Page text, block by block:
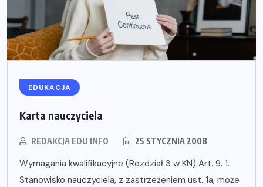
EDUKACJA
Karta nauczyciela
REDAKCJA EDU INFO 25 STYCZNIA 2008
Wymagania kwalifikacyjne (Rozdział 3 w KN) Art. 9. 1.
Stanowisko nauczyciela, z zastrzeżeniem ust. 1a, może